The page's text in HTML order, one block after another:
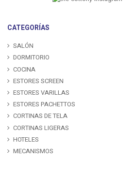
CATEGORÍAS
SALÓN
DORMITORIO
COCINA
ESTORES SCREEN
ESTORES VARILLAS
ESTORES PACHETTOS
CORTINAS DE TELA
CORTINAS LIGERAS
HOTELES
MECANISMOS